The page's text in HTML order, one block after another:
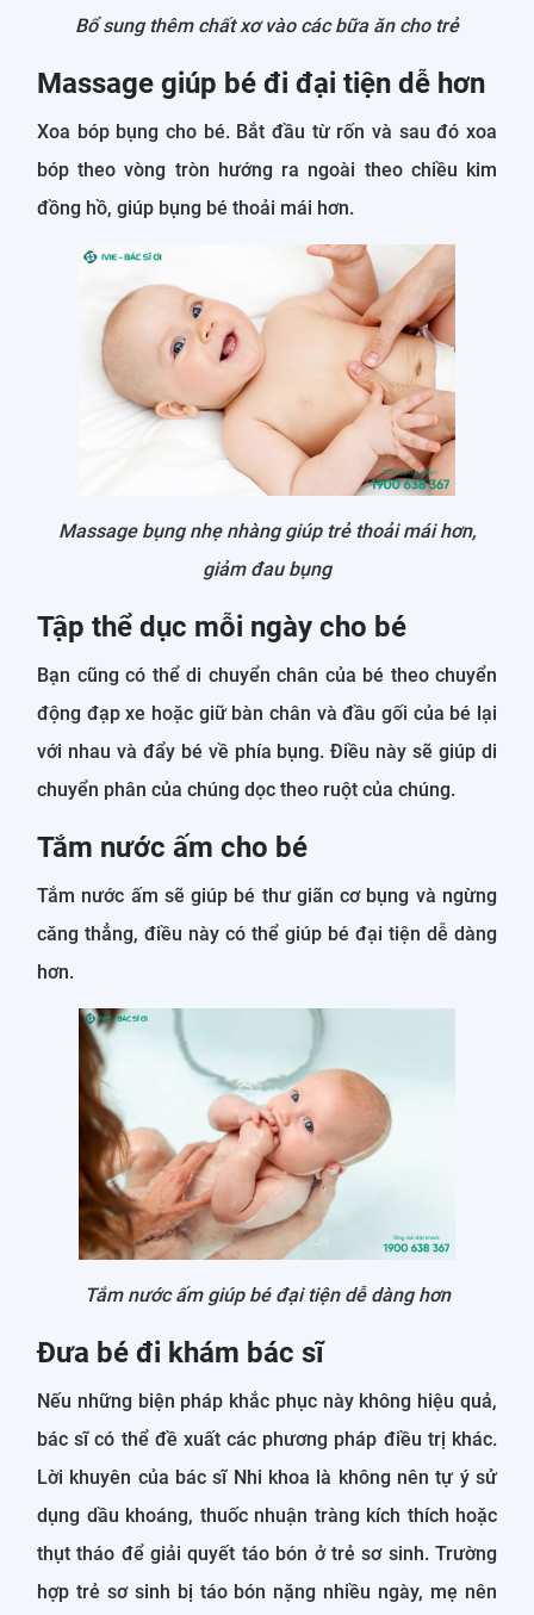
Bổ sung thêm chất xơ vào các bữa ăn cho trẻ
Massage giúp bé đi đại tiện dễ hơn
Xoa bóp bụng cho bé. Bắt đầu từ rốn và sau đó xoa
bóp theo vòng tròn hướng ra ngoài theo chiều kim
đồng hồ, giúp bụng bé thoải mái hơn.
Massage bụng nhẹ nhàng giúp trẻ thoải mái hơn,
giảm đau bụng
Tập thể dục mỗi ngày cho bé
Bạn cũng có thể di chuyển chân của bé theo chuyển
động đạp xe hoặc giữ bàn chân và đầu gối của bé lại
với nhau và đẩy bé về phía bụng. Điều này sẽ giúp di
chuyển phân của chúng dọc theo ruột của chúng.
Tắm nước ấm cho bé
Tắm nước ấm sẽ giúp bé thư giãn cơ bụng và ngừng
căng thẳng, điều này có thể giúp bé đại tiện dễ dàng
hơn.
Tắm nước ấm giúp bé đại tiện dễ dàng hơn
Đưa bé đi khám bác sĩ
Nếu những biện pháp khắc phục này không hiệu quả,
bác sĩ có thể đề xuất các phương pháp điều trị khác.
Lời khuyên của bác sĩ Nhi khoa là không nên tự ý sử
dụng dầu khoáng, thuốc nhuận tràng kích thích hoặc
thụt tháo để giải quyết táo bón ở trẻ sơ sinh. Trường
hợp trẻ sơ sinh bị táo bón nặng nhiều ngày, mẹ nên